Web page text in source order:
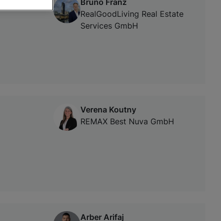
RealGoodLiving Real Estate
Services GmbH
Verena Koutny
REMAX Best Nuva GmbH
Arber Arifaj
der